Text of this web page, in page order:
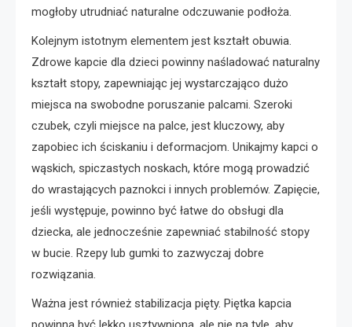
mogłoby utrudniać naturalne odczuwanie podłoża.
Kolejnym istotnym elementem jest kształt obuwia.
Zdrowe kapcie dla dzieci powinny naśladować naturalny
kształt stopy, zapewniając jej wystarczająco dużo
miejsca na swobodne poruszanie palcami. Szeroki
czubek, czyli miejsce na palce, jest kluczowy, aby
zapobiec ich ściskaniu i deformacjom. Unikajmy kapci o
wąskich, spiczastych noskach, które mogą prowadzić
do wrastających paznokci i innych problemów. Zapięcie,
jeśli występuje, powinno być łatwe do obsługi dla
dziecka, ale jednocześnie zapewniać stabilność stopy
w bucie. Rzepy lub gumki to zazwyczaj dobre
rozwiązania.
Ważna jest również stabilizacja pięty. Piętka kapcia